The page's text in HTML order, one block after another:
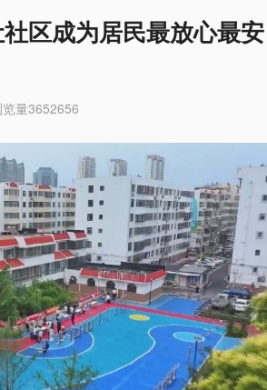
区成为居民最放心最安
量3652656